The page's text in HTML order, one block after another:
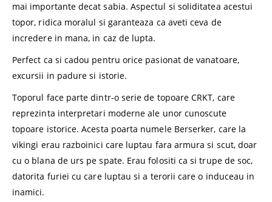
mai importante decat sabia. Aspectul si soliditatea acestui
topor, ridica moralul si garanteaza ca aveti ceva de
incredere in mana, in caz de lupta.
Perfect ca si cadou pentru orice pasionat de vanatoare,
excursii in padure si istorie.
Toporul face parte dintr-o serie de topoare CRKT, care
reprezinta interpretari moderne ale unor cunoscute
topoare istorice. Acesta poarta numele Berserker, care la
vikingi erau razboinici care luptau fara armura si scut, doar
cu o blana de urs pe spate. Erau folositi ca si trupe de soc,
datorita furiei cu care luptau si a terorii care o induceau in
inamici.